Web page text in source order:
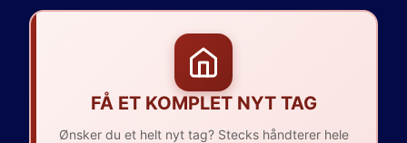
FÅ ET KOMPLET NYT TAG
Ønsker du et helt nyt tag? Stecks håndterer hele